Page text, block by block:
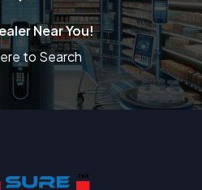
Near You!
to Search